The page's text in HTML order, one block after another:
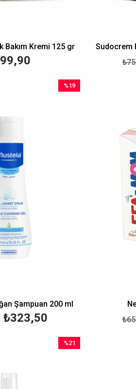
Bakım Kremi 125 gr Sudocrem
Şampuan 200 ml
₺323,50
%19
%21